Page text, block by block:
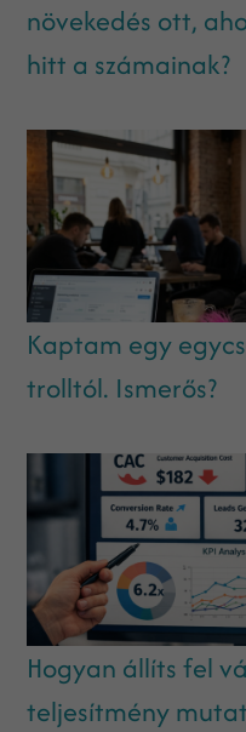
növekedés ott,
hitt a számainak?
Kaptam egy
trolltól. Ismerős?
Hogyan állíts fel
teljesítmény